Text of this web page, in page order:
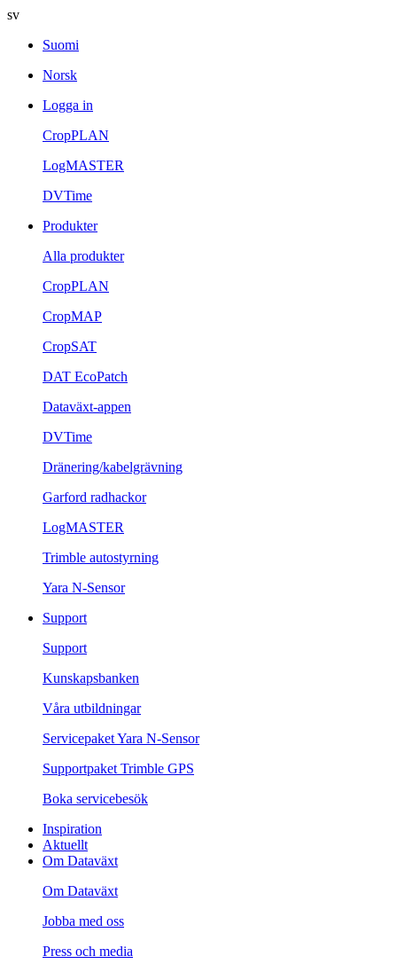
sv
Suomi
Norsk
Logga in
CropPLAN
LogMASTER
DVTime
Produkter
Alla produkter
CropPLAN
CropMAP
CropSAT
DAT EcoPatch
Dataväxt-appen
DVTime
Dränering/kabelgrävning
Garford radhackor
LogMASTER
Trimble autostyrning
Yara N-Sensor
Support
Support
Kunskapsbanken
Våra utbildningar
Servicepaket Yara N-Sensor
Supportpaket Trimble GPS
Boka servicebesök
Inspiration
Aktuellt
Om Dataväxt
Om Dataväxt
Jobba med oss
Press och media